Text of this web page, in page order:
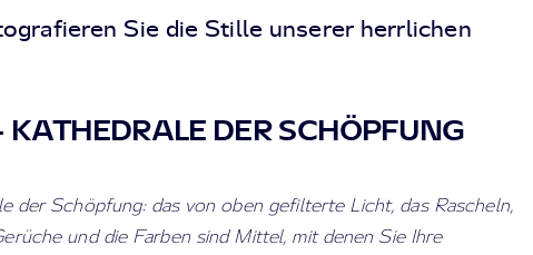
Sie die Stille unserer herrlichen
KATHEDRALE DER SCHÖPFUNG
der Schöpfung: das von oben gefilterte Licht, das Rascheln,
und die Farben sind Mittel, mit denen Sie Ihre